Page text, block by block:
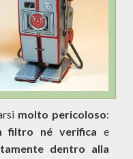
molto pericoloso:
filtro né verifica e
dentro alla